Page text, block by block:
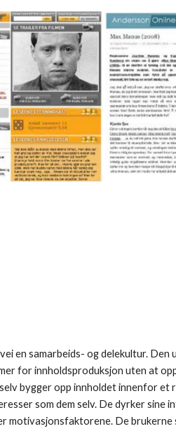
en samarbeids- og delekultur.
for innholdsproduksjon uten at
bygger opp innholdet innenfor
som dem selv. De dyrker sine
motivasjonsfaktorene. De